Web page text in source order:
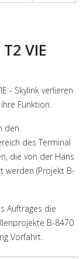
VIE
- Skylink verlieren
Funktion.
den
des Terminal
die von der Hans
werden (Projekt B-
Auftrages die
B-8470
Vorfahrt.